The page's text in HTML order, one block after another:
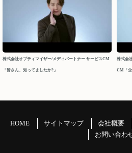
今後ともメディパートナーを何卒
メディパートナーサポート
2026/04/10
ートでございます。
GW休業につきましてご案内申し
株式会社オプティマイザー/メディパートナー サービスCM
「皆さん、知ってましたか?」
株式会
CM「企
HOME サイトマップ 会社概要
お問い合わ